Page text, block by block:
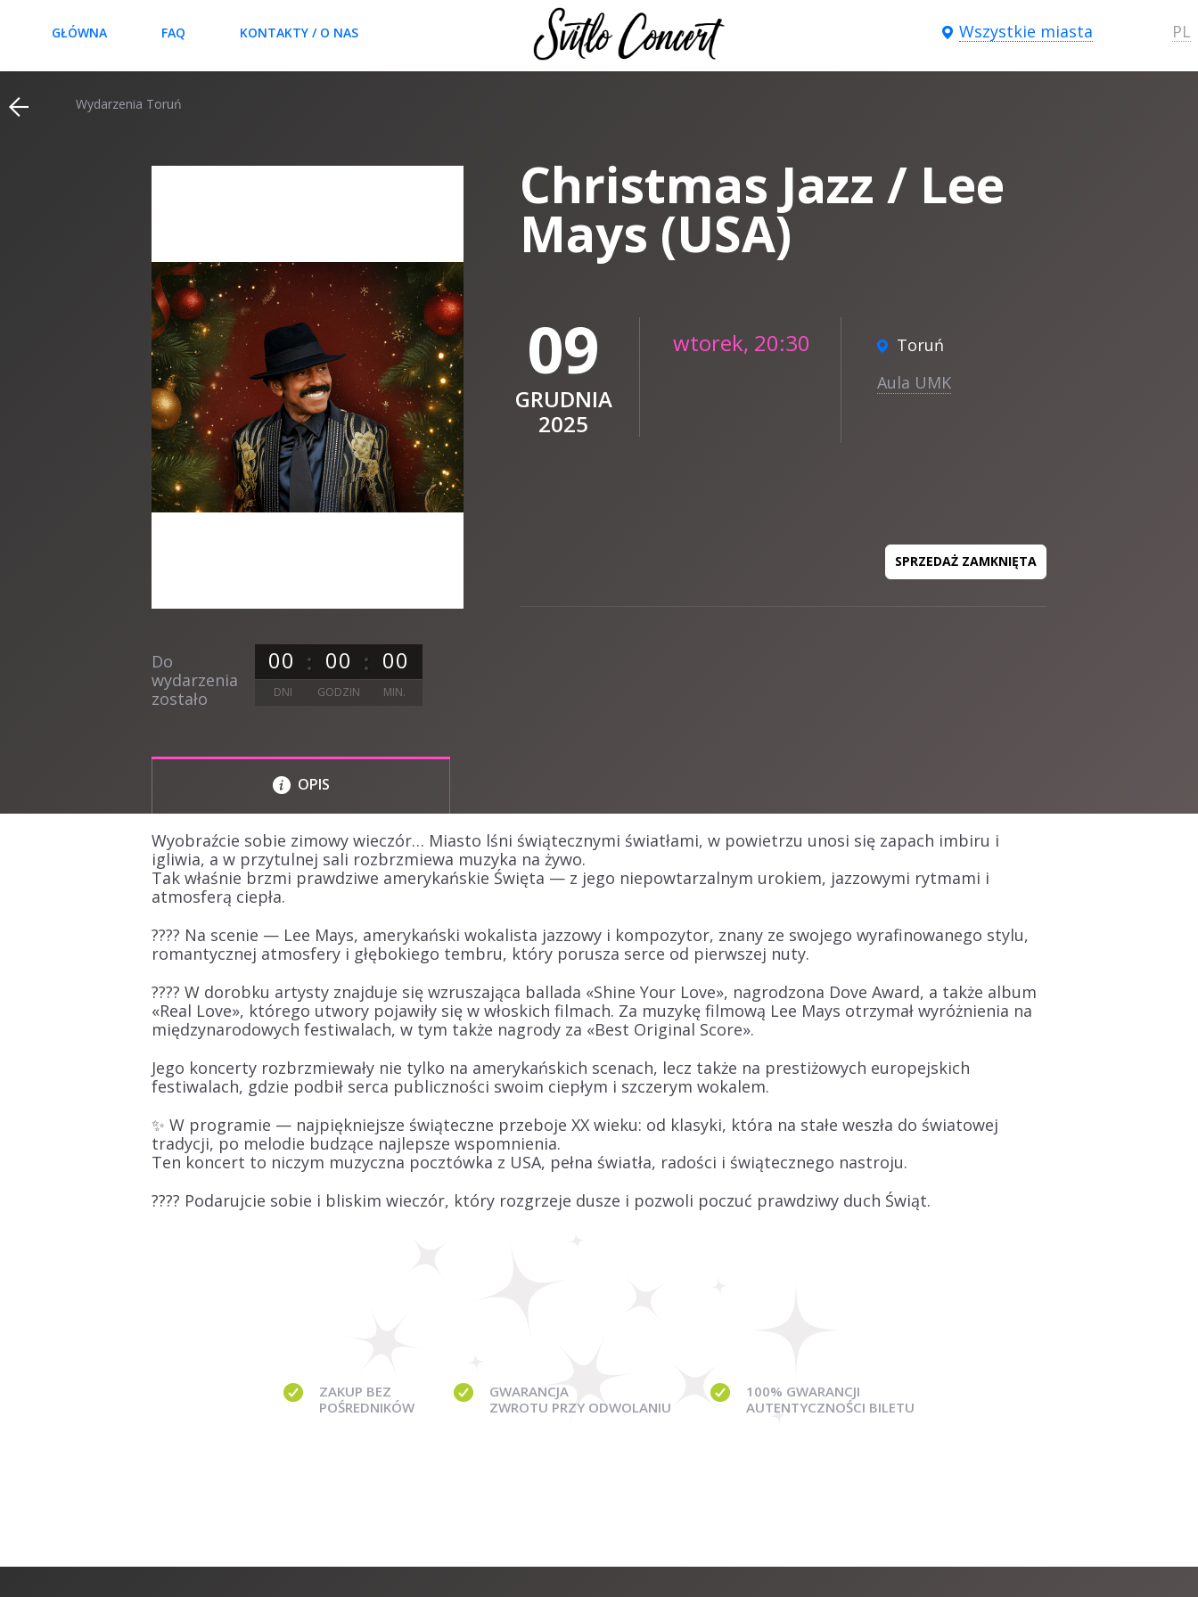
GŁÓWNA FAQ KONTAKTY / O NAS Wszystkie miasta PL
Wydarzenia Toruń
Do
wydarzenia
zostało
00 00 00
DNI GODZIN MIN.
Christmas Jazz / Lee
Mays (USA)
Toruń
Aula UMK
09
GRUDNIA
2025
wtorek, 20:30
SPRZEDAŻ ZAMKNIĘTA
OPIS
Wyobraźcie sobie zimowy wieczór… Miasto lśni świątecznymi światłami, w powietrzu unosi się zapach imbiru i
igliwia, a w przytulnej sali rozbrzmiewa muzyka na żywo.
Tak właśnie brzmi prawdziwe amerykańskie Święta — z jego niepowtarzalnym urokiem, jazzowymi rytmami i
atmosferą ciepła.
???? Na scenie — Lee Mays, amerykański wokalista jazzowy i kompozytor, znany ze swojego wyrafinowanego stylu,
romantycznej atmosfery i głębokiego tembru, który porusza serce od pierwszej nuty.
???? W dorobku artysty znajduje się wzruszająca ballada «Shine Your Love», nagrodzona Dove Award, a także album
«Real Love», którego utwory pojawiły się w włoskich filmach. Za muzykę filmową Lee Mays otrzymał wyróżnienia na
międzynarodowych festiwalach, w tym także nagrody za «Best Original Score».
Jego koncerty rozbrzmiewały nie tylko na amerykańskich scenach, lecz także na prestiżowych europejskich
festiwalach, gdzie podbił serca publiczności swoim ciepłym i szczerym wokalem.
✨ W programie — najpiękniejsze świąteczne przeboje XX wieku: od klasyki, która na stałe weszła do światowej
tradycji, po melodie budzące najlepsze wspomnienia.
Ten koncert to niczym muzyczna pocztówka z USA, pełna światła, radości i świątecznego nastroju.
???? Podarujcie sobie i bliskim wieczór, który rozgrzeje dusze i pozwoli poczuć prawdziwy duch Świąt.
ZAKUP BEZ
POŚREDNIKÓW
GWARANCJA
ZWROTU PRZY ODWOLANIU
100% GWARANCJI
AUTENTYCZNOŚCI BILETU